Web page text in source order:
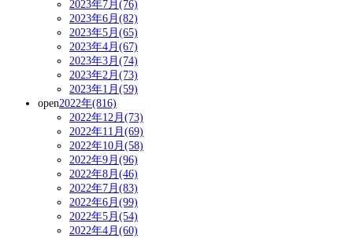
2023年7月(76)
2023年6月(82)
2023年5月(65)
2023年4月(67)
2023年3月(74)
2023年2月(73)
2023年1月(59)
open2022年(816)
2022年12月(73)
2022年11月(69)
2022年10月(58)
2022年9月(96)
2022年8月(46)
2022年7月(83)
2022年6月(99)
2022年5月(54)
2022年4月(60)